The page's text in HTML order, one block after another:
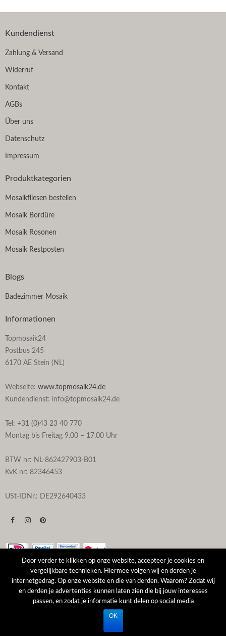
Kundendienst
Zahlung & Versand
Widerruf
Kontakt
AGBs
Über uns
Datenschutz
Impressum
Produktkategorien
Mosaikfliesen bestellen
Mosaik Bordüre
Mosaik Rosonen
Mosaik Restposten
Blogs
Badezimmer Mosaik
Informationen
Topmosaik24
Postbus 245
6170 AE Stein (NL)
Webseite: www.topmosaik24.de
Kundendienst: info@topmosaik24.de
Tel: +31 (0)43 23 40 770
Montag bis Freitag 9.00 – 17.00 Uhr
BTW nr: NL-862427903-B01
KvK nr: 82346453
USt-IDNr.: DE292640433
© Topmosaik24 - Website by Remy Ameling.com
Door verder te klikken op onze website, accepteer je cookies en
vergelijkbare technieken. Hiermee volgen wij en derden je
internetgedrag. Op onze website en die van derden. Waarom? Zodat wij
en derden je advertenties kunnen laten zien die bij jouw interesses
passen, en zodat je informatie kunt delen op social media
OK